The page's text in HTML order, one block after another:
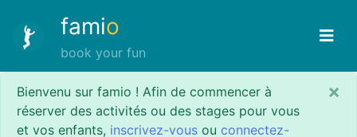
famio
book your fun
Bienvenu sur famio ! Afin de commencer à
réserver des activités ou des stages pour vous
et vos enfants, inscrivez-vous ou connectez-
×